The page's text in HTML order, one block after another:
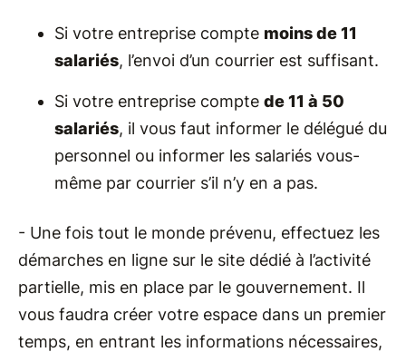
Si votre entreprise compte moins de 11
salariés, l’envoi d’un courrier est suffisant.
Si votre entreprise compte de 11 à 50
salariés, il vous faut informer le délégué du
personnel ou informer les salariés vous-
même par courrier s’il n’y en a pas.
- Une fois tout le monde prévenu, effectuez les
démarches en ligne sur le site dédié à l’activité
partielle, mis en place par le gouvernement. Il
vous faudra créer votre espace dans un premier
temps, en entrant les informations nécessaires,